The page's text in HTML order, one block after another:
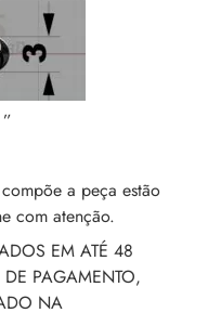
a peça estão
com atenção.
EM ATÉ 48
PAGAMENTO,
NA